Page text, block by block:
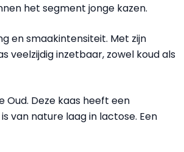
het segment jonge kazen.
en smaakintensiteit. Met zijn
veelzijdig inzetbaar, zowel koud als
Oud. Deze kaas heeft een
van nature laag in lactose. Een